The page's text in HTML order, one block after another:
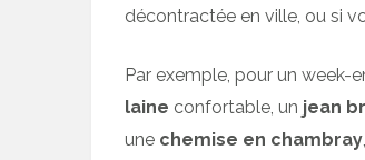
décontractée en ville, ou si
Par exemple, pour un week-
laine confortable, un jean
une chemise en chambray